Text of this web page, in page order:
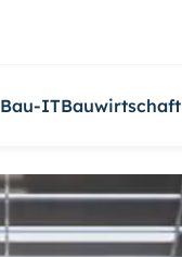
Bau-ITBauwirtschaft